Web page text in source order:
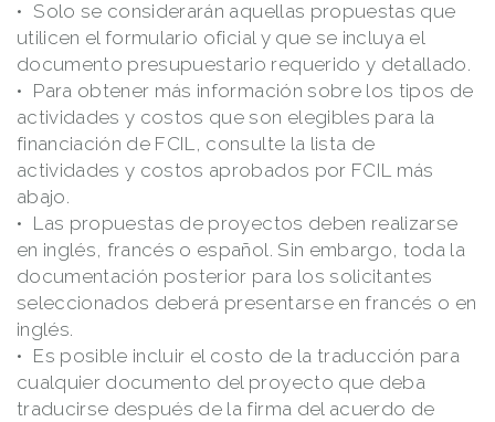
Solo se considerarán aquellas propuestas que
utilicen el formulario oficial y que se incluya el
documento presupuestario requerido y detallado.
Para obtener más información sobre los tipos de
actividades y costos que son elegibles para la
financiación de FCIL, consulte la lista de
actividades y costos aprobados por FCIL más
abajo.
Las propuestas de proyectos deben realizarse
en inglés, francés o español. Sin embargo, toda la
documentación posterior para los solicitantes
seleccionados deberá presentarse en francés o en
inglés.
Es posible incluir el costo de la traducción para
cualquier documento del proyecto que deba
traducirse después de la firma del acuerdo de